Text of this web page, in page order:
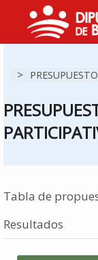
>
Tabla de
Resultados